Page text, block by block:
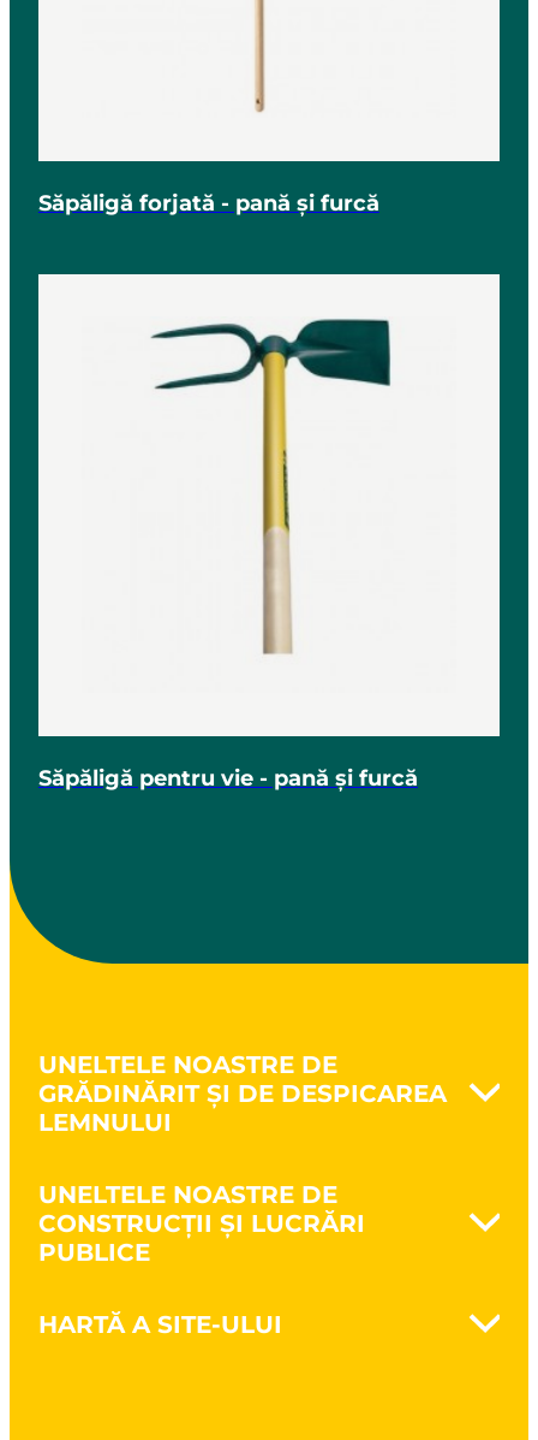
Săpăligă forjată - pană și furcă
Săpăligă pentru vie - pană și furcă
UNELTELE NOASTRE DE
GRĂDINĂRIT ȘI DE DESPICAREA
LEMNULUI
Prelucrarea solului
Săparea pământului
Cultivarea pământului
Unelte pentru tăierea crengilor și
UNELTELE NOASTRE DE
CONSTRUCȚII ȘI LUCRĂRI
PUBLICE
Zidărie
HARTĂ A SITE-ULUI